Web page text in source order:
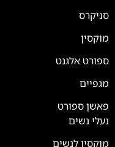
סניקרס
מוקסין
ספורט אלגנט
מגפיים
פאשן ספורט
נעלי נשים
מוקסין לנשים
💬